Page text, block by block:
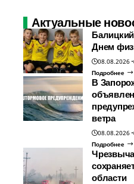
Актуальные
Днем
08.08.2026
Подробнее
В
ветра
08.08.2026
Подробнее
области